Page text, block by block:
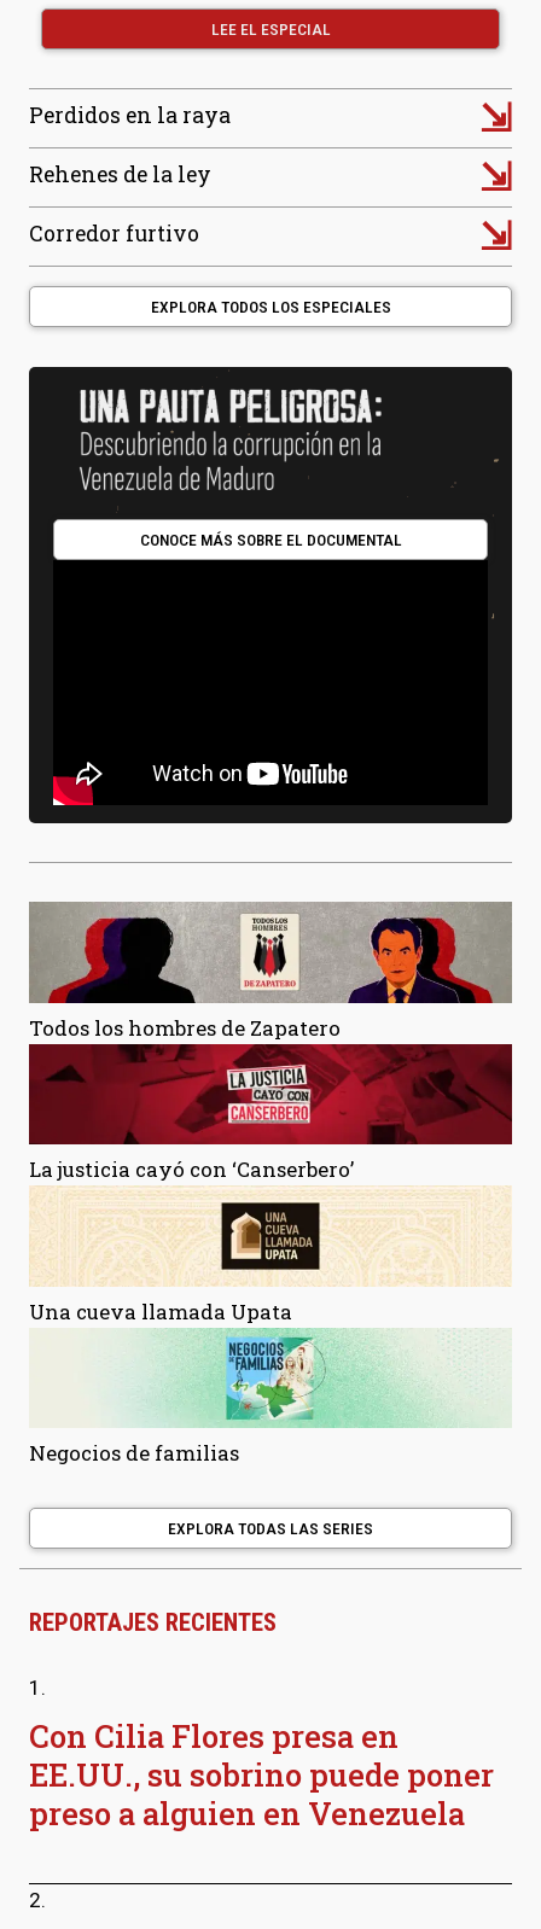
LEE EL ESPECIAL
Perdidos en la raya ⇲
Rehenes de la ley ⇲
Corredor furtivo ⇲
EXPLORA TODOS LOS ESPECIALES
CONOCE MÁS SOBRE EL DOCUMENTAL
Todos los hombres de Zapatero
La justicia cayó con ‘Canserbero’
Una cueva llamada Upata
Negocios de familias
EXPLORA TODAS LAS SERIES
REPORTAJES RECIENTES
1.
Con Cilia Flores presa en
EE.UU., su sobrino puede poner
preso a alguien en Venezuela
2.